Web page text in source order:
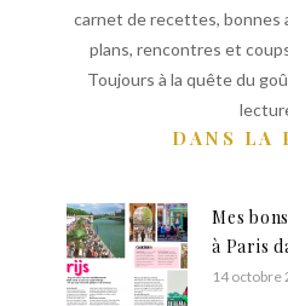
carnet de recettes, bonnes
plans, rencontres et
Toujours à la quête du
DANS LA
Mes
à Paris
14 octobre